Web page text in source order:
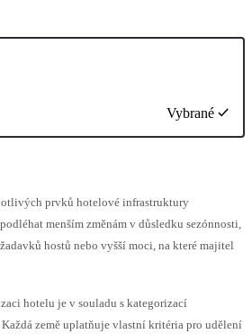
Vybrané
prvků hotelové infrastruktury
menším změnám v důsledku sezónnosti,
hostů nebo vyšší moci, na které majitel
hotelu je v souladu s kategorizací
země uplatňuje vlastní kritéria pro udělení